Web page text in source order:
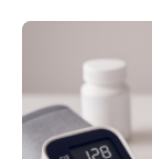
Forscherinnen
(TUD) richtet
und Patienten,
Fachpersonal.